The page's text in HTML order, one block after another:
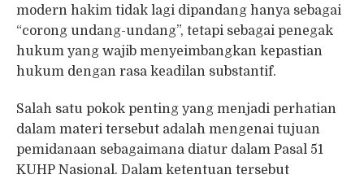
modern hakim tidak lagi dipandang hanya sebagai
“corong undang-undang”, tetapi sebagai penegak
hukum yang wajib menyeimbangkan kepastian
hukum dengan rasa keadilan substantif.
Salah satu pokok penting yang menjadi perhatian
dalam materi tersebut adalah mengenai tujuan
pemidanaan sebagaimana diatur dalam Pasal 51
KUHP Nasional. Dalam ketentuan tersebut